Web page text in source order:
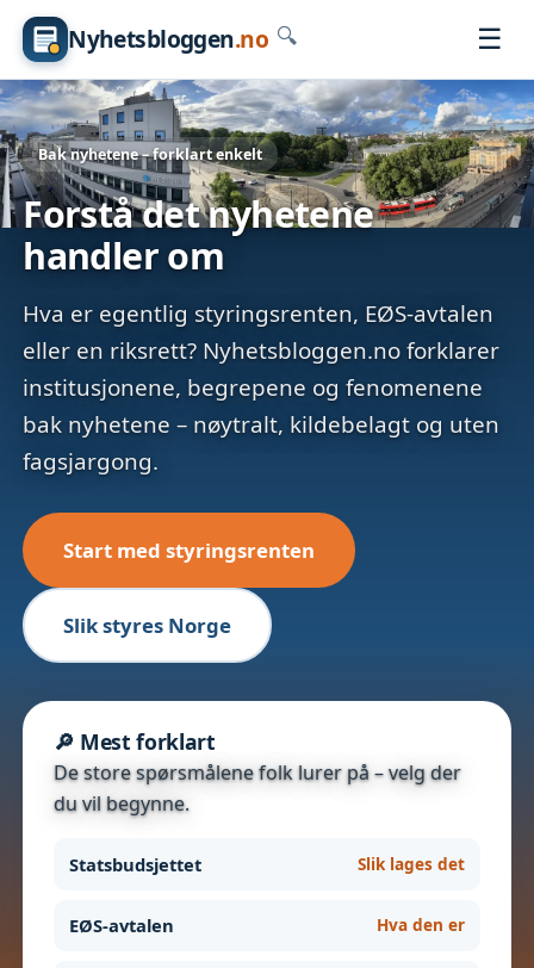
Nyhetsbloggen.no 🔍 ☰
Bak nyhetene – forklart enkelt
Forstå det nyhetene
handler om
Hva er egentlig styringsrenten, EØS-avtalen
eller en riksrett? Nyhetsbloggen.no forklarer
institusjonene, begrepene og fenomenene
bak nyhetene – nøytralt, kildebelagt og uten
fagsjargong.
Start med styringsrenten
Slik styres Norge
🔎 Mest forklart
De store spørsmålene folk lurer på – velg der
du vil begynne.
Statsbudsjettet Slik lages det
EØS-avtalen Hva den er